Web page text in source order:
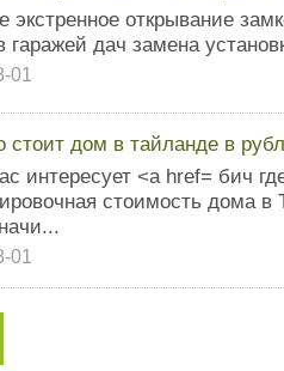
экстренное открывание
гаражей дач замена
01
стоит дом в тайланде в
интересует <a href= бич
стоимость дома в
01